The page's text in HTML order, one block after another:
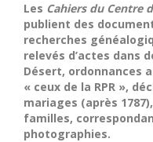
Les Cahiers du Centre
publient des
recherches
relevés d’actes dans
Désert, ordonnances
« ceux de la RPR »,
mariages (après
familles,
photographies.